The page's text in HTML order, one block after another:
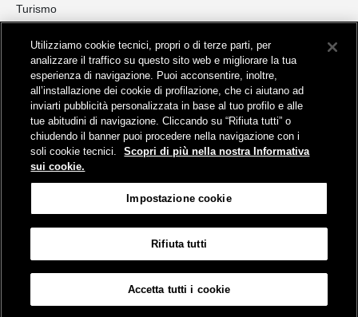
Turismo
Servizi per aeroporti
Servizi di noleggio con conducente
Servizio di navigazione sul Lago Trasimeno
News e comunicati stampa
Comunicati stampa
Busitalia – Sita Nord
, Gruppo FS Italiane, è attiva nei servizi di
trasporto locale in Italia ed all'estero, che gestisce direttamente o
attraverso società controllate.
Viale Fratelli Rosselli, 80 - 50123 Firenze
© Gruppo FS Italiane 2019
Utilizziamo cookie tecnici, propri o di terze parti, per
analizzare il traffico su questo sito web e migliorare la tua
esperienza di navigazione. Puoi acconsentire, inoltre,
all’installazione dei cookie di profilazione, che ci aiutano ad
inviarti pubblicità personalizzata in base al tuo profilo e alle
tue abitudini di navigazione. Cliccando su “Rifiuta tutti” o
chiudendo il banner puoi procedere nella navigazione con i
soli cookie tecnici.
Scopri di più nella nostra Informativa
sui cookie.
Impostazione cookie
Rifiuta tutti
Accetta tutti i cookie